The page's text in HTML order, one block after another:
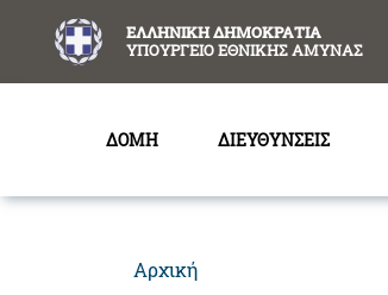
ΕΛΛΗΝΙΚΗ ΔΗΜΟΚΡΑΤΙΑ
ΥΠΟΥΡΓΕΙΟ ΕΘΝΙΚΗΣ ΑΜΥΝΑΣ
ΔΟΜΗ ΔΙΕΥΘΥΝΣΕΙΣ
Αρχική